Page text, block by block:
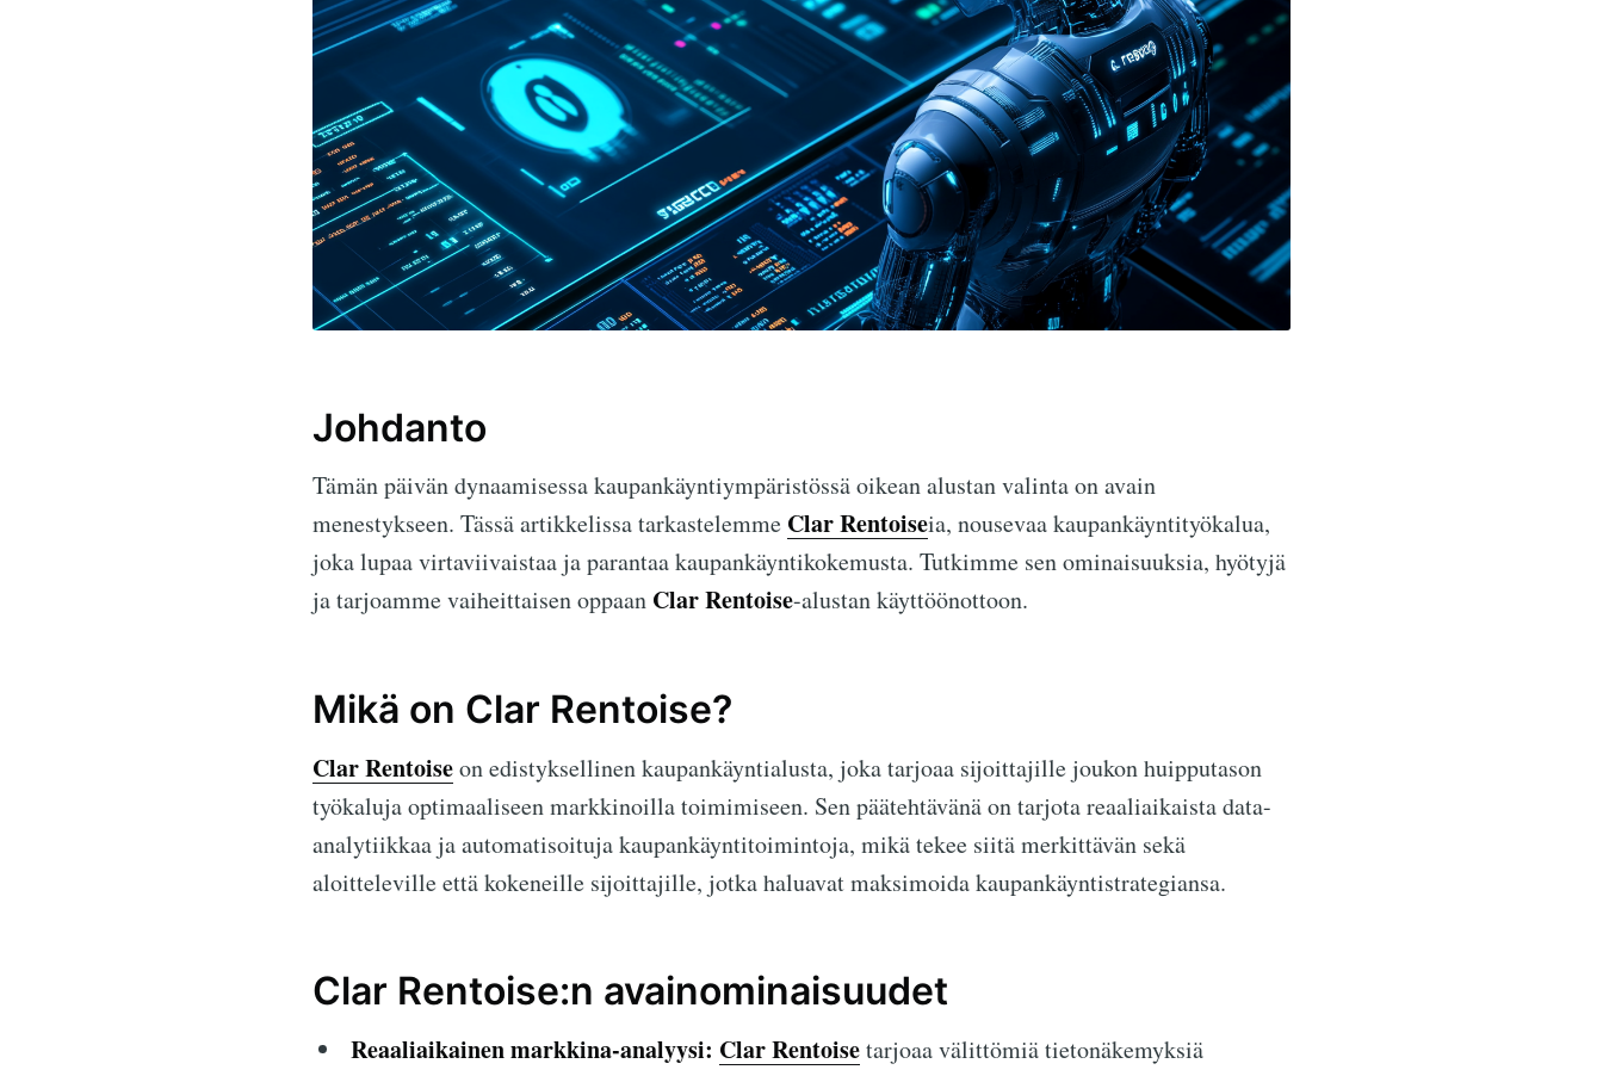
Johdanto
Tämän päivän dynaamisessa kaupankäyntiympäristössä oikean alustan valinta on avain
menestykseen. Tässä artikkelissa tarkastelemme Clar Rentoiseia, nousevaa kaupankäyntityökalua,
joka lupaa virtaviivaistaa ja parantaa kaupankäyntikokemusta. Tutkimme sen ominaisuuksia, hyötyjä
ja tarjoamme vaiheittaisen oppaan Clar Rentoise-alustan käyttöönottoon.
Mikä on Clar Rentoise?
Clar Rentoiseon edistyksellinen kaupankäyntialusta, joka tarjoaa sijoittajille joukon huipputason
työkaluja optimaaliseen markkinoilla toimimiseen. Sen päätehtävänä on tarjota reaaliaikaista data-
analytiikkaa ja automatisoituja kaupankäyntitoimintoja, mikä tekee siitä merkittävän sekä
aloitteleville että kokeneille sijoittajille, jotka haluavat maksimoida kaupankäyntistrategiansa.
Clar Rentoise:n avainominaisuudet
Reaaliaikainen markkina-analyysi: Clar Rentoisetarjoaa välittömiä tietonäkemyksiä